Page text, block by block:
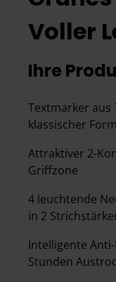
Voller
Ihre
Textmarker aus
klassischer Form
Attraktiver 2-
Griffzone
4 leuchtende
in 2
Intelligente
Stunden